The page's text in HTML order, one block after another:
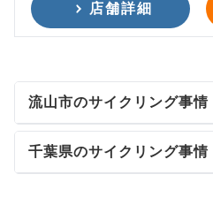
店舗詳細
流山市のサイクリング事情
千葉県のサイクリング事情